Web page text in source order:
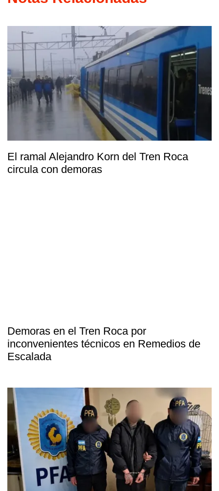
El ramal Alejandro Korn del Tren Roca
circula con demoras
Demoras en el Tren Roca por
inconvenientes técnicos en Remedios de
Escalada